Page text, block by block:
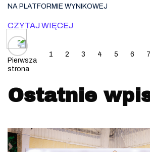
NA PLATFORMIE WYNIKOWEJ
CZYTAJ WIĘCEJ
Posts
Pierwsza
strona
1 2 3 4 5 6 7
Ostatnie